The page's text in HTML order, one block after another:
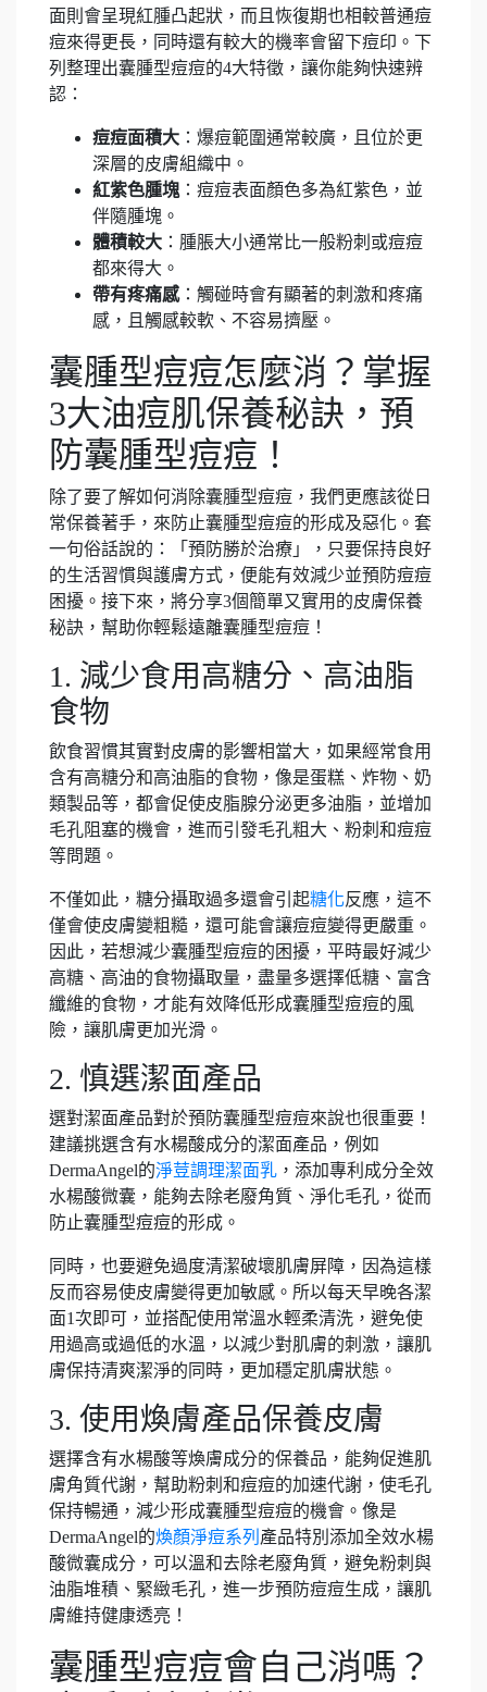
面則會呈現紅腫凸起狀，而且恢復期也相較普通痘
痘來得更長，同時還有較大的機率會留下痘印。下
列整理出囊腫型痘痘的4大特徵，讓你能夠快速辨
認：
痘痘面積大 ：爆痘範圍通常較廣，且位於更
深層的皮膚組織中。
紅紫色腫塊 ：痘痘表面顏色多為紅紫色，並
伴隨腫塊。
體積較大 ：腫脹大小通常比一般粉刺或痘痘
都來得大。
帶有疼痛感：觸碰時會有顯著的刺激和疼痛
感，且觸感較軟、不容易擠壓。
囊腫型痘痘怎麼消？掌握
3大油痘肌保養秘訣，預
防囊腫型痘痘！
除了要了解如何消除囊腫型痘痘，我們更應該從日
常保養著手，來防止囊腫型痘痘的形成及惡化。套
一句俗話說的：「預防勝於治療」，只要保持良好
的生活習慣與護膚方式，便能有效減少並預防痘痘
困擾。接下來，將分享3個簡單又實用的皮膚保養
秘訣，幫助你輕鬆遠離囊腫型痘痘！
1. 減少食用高糖分、高油脂
食物
飲食習慣其實對皮膚的影響相當大，如果經常食用
含有高糖分和高油脂的食物，像是蛋糕、炸物、奶
類製品等，都會促使皮脂腺分泌更多油脂，並增加
毛孔阻塞的機會，進而引發毛孔粗大、粉刺和痘痘
等問題。
不僅如此，糖分攝取過多還會引起糖化反應，這不
僅會使皮膚變粗糙，還可能會讓痘痘變得更嚴重。
因此，若想減少囊腫型痘痘的困擾，平時最好減少
高糖、高油的食物攝取量，盡量多選擇低糖、富含
纖維的食物，才能有效降低形成囊腫型痘痘的風
險，讓肌膚更加光滑。
2. 慎選潔面產品
選對潔面產品對於預防囊腫型痘痘來說也很重要！
建議挑選含有水楊酸成分的潔面產品，例如
DermaAngel的淨荳調理潔面乳 ，添加專利成分全效
水楊酸微囊，能夠去除老廢角質、淨化毛孔，從而
防止囊腫型痘痘的形成。
同時，也要避免過度清潔破壞肌膚屏障，因為這樣
反而容易使皮膚變得更加敏感。所以每天早晚各潔
面1次即可，並搭配使用常溫水輕柔清洗，避免使
用過高或過低的水溫，以減少對肌膚的刺激，讓肌
膚保持清爽潔淨的同時，更加穩定肌膚狀態。
3. 使用煥膚產品保養皮膚
選擇含有水楊酸等煥膚成分的保養品，能夠促進肌
膚角質代謝，幫助粉刺和痘痘的加速代謝，使毛孔
保持暢通，減少形成囊腫型痘痘的機會。像是
DermaAngel的煥顏淨痘系列 產品特別添加全效水楊
酸微囊成分，可以溫和去除老廢角質，避免粉刺與
油脂堆積、緊緻毛孔，進一步預防痘痘生成，讓肌
膚維持健康透亮！
囊腫型痘痘會自己消嗎？